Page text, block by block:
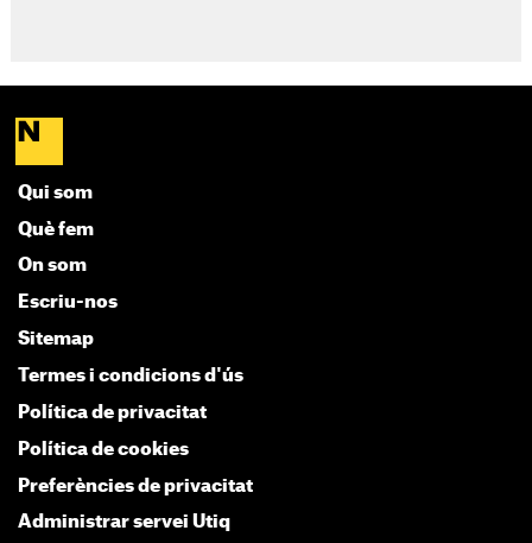
Qui som
Què fem
On som
Escriu-nos
Sitemap
Termes i condicions d'ús
Política de privacitat
Política de cookies
Preferències de privacitat
Administrar servei Utiq